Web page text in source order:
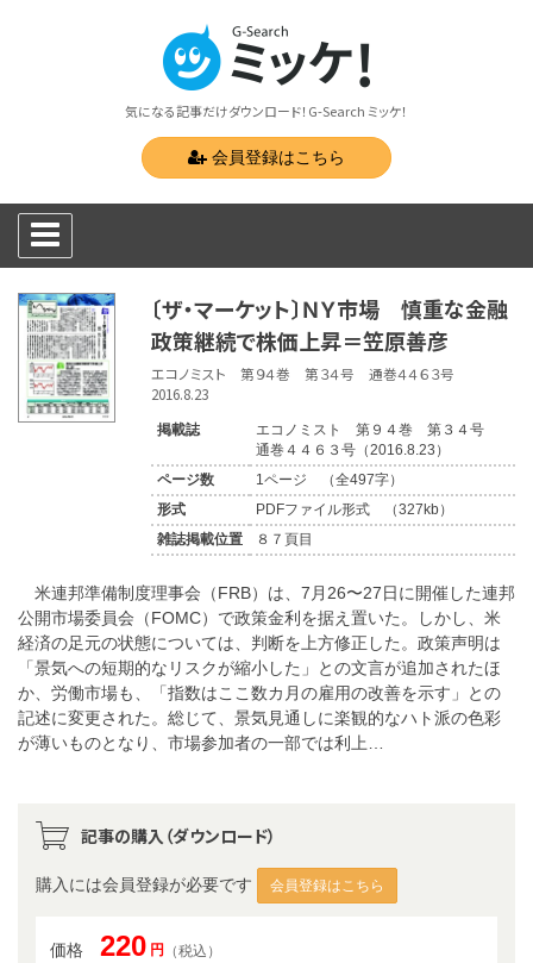
気になる記事だけダウンロード！G-Search ミッケ！
会員登録はこちら
〔ザ・マーケット〕ＮＹ市場 慎重な金融
政策継続で株価上昇＝笠原善彦
エコノミスト 第９４巻 第３４号 通巻４４６３号
2016.8.23
掲載誌
エコノミスト 第９４巻 第３４号
通巻４４６３号（2016.8.23）
ページ数
1ページ （全497字）
形式
PDFファイル形式 （327kb）
雑誌掲載位置
８７頁目
米連邦準備制度理事会（FRB）は、7月26〜27日に開催した連邦
公開市場委員会（FOMC）で政策金利を据え置いた。しかし、米
経済の足元の状態については、判断を上方修正した。政策声明は
「景気への短期的なリスクが縮小した」との文言が追加されたほ
か、労働市場も、「指数はここ数カ月の雇用の改善を示す」との
記述に変更された。総じて、景気見通しに楽観的なハト派の色彩
が薄いものとなり、市場参加者の一部では利上…
記事の購入（ダウンロード）
購入には会員登録が必要です 会員登録はこちら
価格 220 円 （税込）